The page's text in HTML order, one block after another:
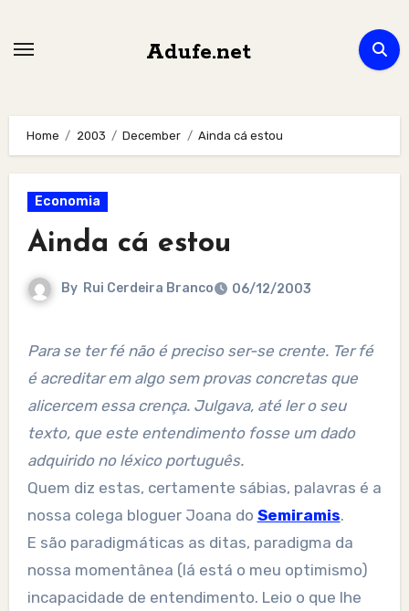
Adufe.net
Home 2003 December Ainda cá estou
Economia
Ainda cá estou
By Rui Cerdeira Branco 06/12/2003
Para se ter fé não é preciso ser-se crente. Ter fé
é acreditar em algo sem provas concretas que
alicercem essa crença. Julgava, até ler o seu
texto, que este entendimento fosse um dado
adquirido no léxico português.
Quem diz estas, certamente sábias, palavras é a
nossa colega bloguer Joana do Semiramis.
E são paradigmáticas as ditas, paradigma da
nossa momentânea (lá está o meu optimismo)
incapacidade de entendimento. Leio o que lhe